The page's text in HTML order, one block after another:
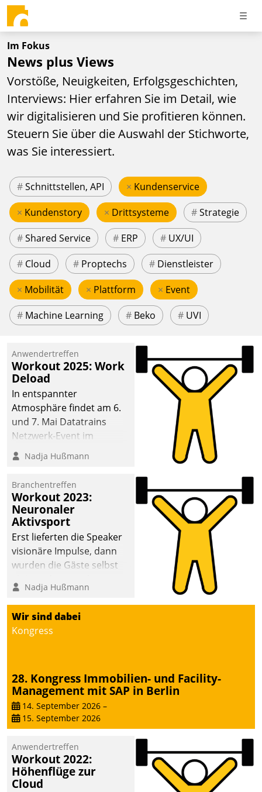
Im Fokus
News plus Views
Vorstöße, Neuigkeiten, Erfolgsgeschichten,
Interviews: Hier erfahren Sie im Detail, wie
wir digitalisieren und Sie profitieren können.
Steuern Sie über die Auswahl der Stichworte,
was Sie interessiert.
#Schnittstellen, API × Kundenservice
× Kundenstory × Drittsysteme #Strategie
#Shared Service # ERP # UX/UI
# Cloud # Proptechs # Dienstleister
× Mobilität × Plattform × Event
# Machine Learning # Beko # UVI
Anwendertreffen
Workout 2025: Work
Deload
In entspannter
Atmosphäre findet am 6.
und 7. Mai Datatrains
Netzwerk-Event im
Kunden- und Partnerkreis
statt. Zentrale Frage: Wie
Mammutprojekte
meistern und Workloads
wuppen – bei zunehmend
anspruchsvollen
Aufgaben und
abnehmendem
Nadja Hußmann
Branchentreffen
Workout 2023:
Neuronaler
Aktivsport
Erst lieferten die Speaker
visionäre Impulse, dann
wurden die Gäste selbst
methodisch
Vernetzungsideen fürs
Quartier. Dazwischen
zeigte Datatrain, was es
Nadja Hußmann
Wir sind dabei
Kongress
28. Kongress Immobilien- und Facility-
Management mit SAP in Berlin
14. September 2026 –
15. September 2026
Anwendertreffen
Workout 2022:
Höhenflüge zur
Cloud